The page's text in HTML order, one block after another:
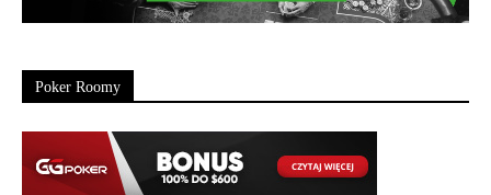
Poker Roomy